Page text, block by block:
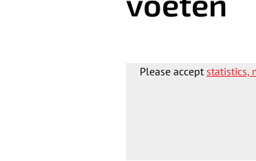
Please acceptstatistics,